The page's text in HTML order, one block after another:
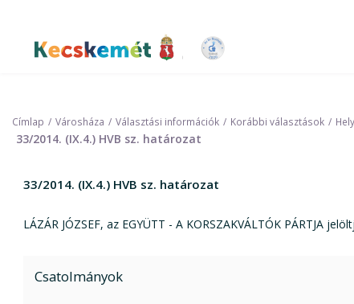
tartalomra
Kecskemét Város Honlapja
Címlap Városháza Választási információk Korábbi választások
33/2014. (IX.4.) HVB sz. határozat
33/2014. (IX.4.) HVB sz. határozat
LÁZÁR JÓZSEF, az EGYÜTT - A KORSZAKVÁLTÓK PÁRTJA
Csatolmányok